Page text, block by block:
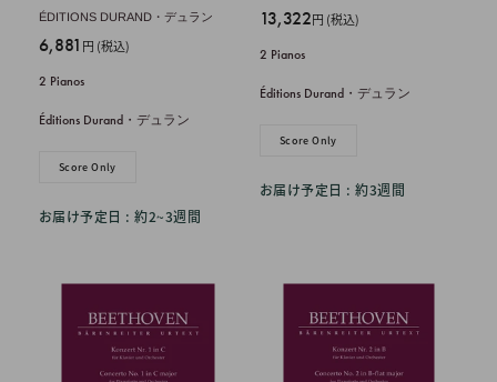
ÉDITIONS DURAND・デュラン
販
価
格
6,881 円 (税込)
2 Pianos
Éditions Durand・デュラン
Score Only
お届け予定日 : 約2~3週間
販
価
格
13,322円 (税込)
2 Pianos
Éditions Durand・デュラン
Score Only
お届け予定日 : 約3週間